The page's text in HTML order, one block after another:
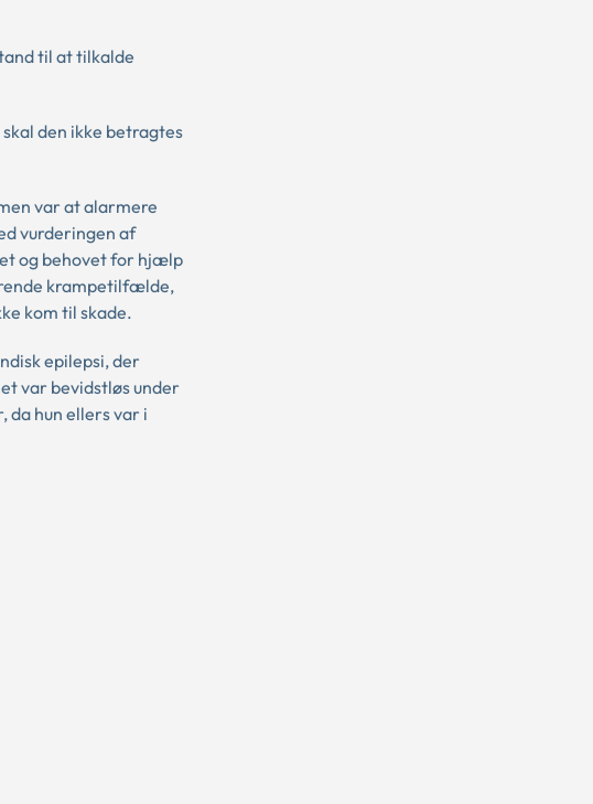
til at tilkalde
den ikke betragtes
var at alarmere
vurderingen af
og behovet for hjælp
krampetilfælde,
kom til skade.
epilepsi, der
var bevidstløs under
da hun ellers var i